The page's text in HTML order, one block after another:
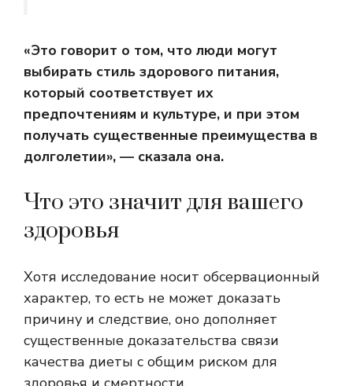
«Это говорит о том, что люди могут
выбирать стиль здорового питания,
который соответствует их
предпочтениям и культуре, и при этом
получать существенные преимущества в
долголетии», — сказала она.
Что это значит для вашего
здоровья
Хотя исследование носит обсервационный
характер, то есть не может доказать
причину и следствие, оно дополняет
существенные доказательства связи
качества диеты с общим риском для